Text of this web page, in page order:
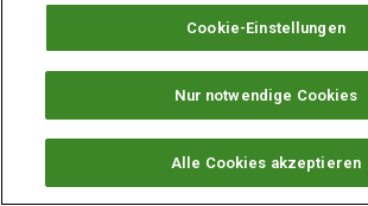
Cookie-Einstellungen
Nur notwendige Cookies
Alle Cookies akzeptieren